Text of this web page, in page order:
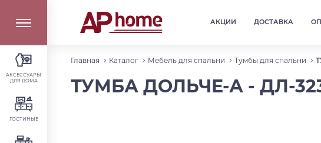
АКЦИИ ДОСТАВКА
АКСЕССУАРЫ
ДЛЯ ДОМА
ГОСТИНЫЕ
Главная Каталог Мебель для спальни Тумбы для спальни
ТУМБА ДОЛЬЧЕ-А - ДЛ-